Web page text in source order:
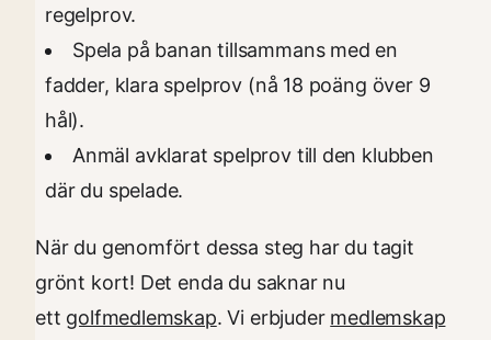
regelprov.
Spela på banan tillsammans med en
fadder, klara spelprov (nå 18 poäng över 9
hål).
Anmäl avklarat spelprov till den klubben
där du spelade.
När du genomfört dessa steg har du tagit
grönt kort! Det enda du saknar nu
ett golfmedlemskap. Vi erbjuder medlemskap